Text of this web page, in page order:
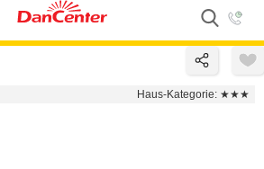
Haus-Kategorie: ★★★